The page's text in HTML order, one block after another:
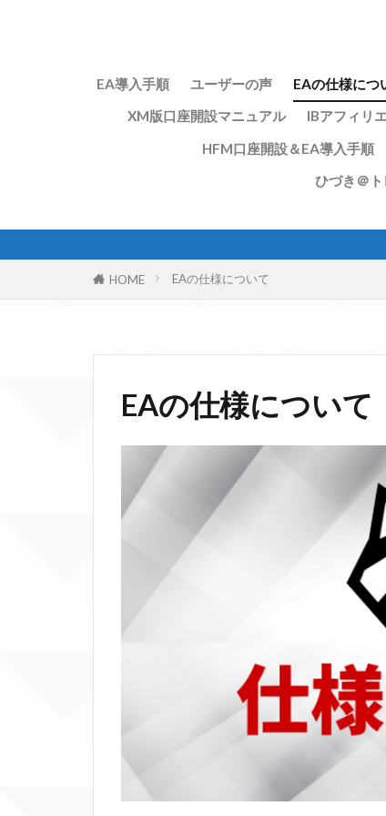
EA導入手順 ユーザーの声 EAの仕様につ
XM版口座開設マニュアル
IBアフィリ
HFM口座開設＆EA導入手順
ひづき＠ト
HOME EAの仕様について
EAの仕様について